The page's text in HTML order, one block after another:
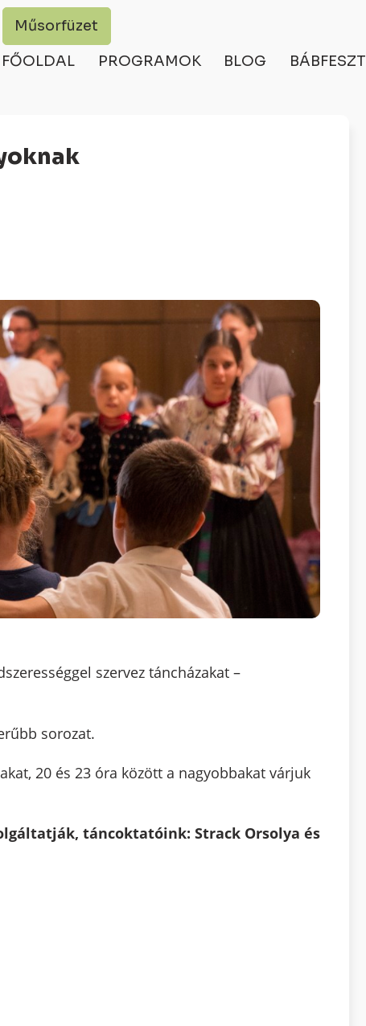
Műsorfüzet
FŐOLDAL PROGRAMOK BLOG BÁBFESZT
szervez táncházakat –
sorozat.
20 és 23 óra között a nagyobbakat várjuk
táncoktatóink: Strack Orsolya és